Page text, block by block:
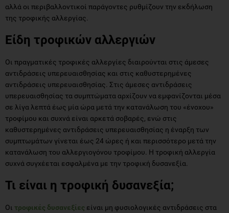
αλλά οι περιβαλλοντικοί παράγοντες ρυθμίζουν την εκδήλωση
της τροφικής αλλεργίας.
Είδη τροφικών αλλεργιών
Οι πραγματικές τροφικές αλλεργίες διαιρούνται στις άμεσες
αντιδράσεις υπερευαισθησίας και στις καθυστερημένες
αντιδράσεις υπερευαισθησίας. Στις άμεσες αντιδράσεις
υπερευαισθησίας τα συμπτώματα αρχίζουν να εμφανίζονται μέσα
σε λίγα λεπτά έως μία ώρα μετά την κατανάλωση του «ένοχου»
τροφίμου και συχνά είναι αρκετά σοβαρές, ενώ στις
καθυστερημένες αντιδράσεις υπερευαισθησίας η έναρξη των
συμπτωμάτων γίνεται έως 24 ώρες ή και περισσότερο μετά την
κατανάλωση του αλλεργιογόνου τροφίμου. Η τροφική αλλεργία
συχνά συγχέεται εσφαλμένα με την τροφική δυσανεξία.
Τι είναι η τροφική δυσανεξία;
Οι τροφικές δυσανεξίες είναι μη φυσιολογικές αντιδράσεις στα